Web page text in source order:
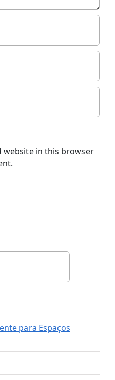
website in this browser
para Espaços